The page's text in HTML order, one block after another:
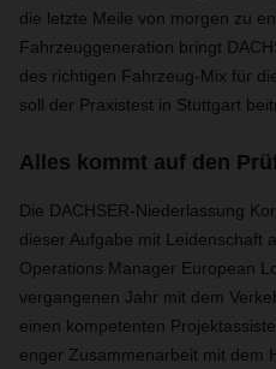
die letzte Meile von morgen zu
Fahrzeuggeneration bringt
des richtigen Fahrzeug-Mix für
soll der Praxistest in Stuttgart
Alles kommt auf den
Die DACHSER-Niederlassung
dieser Aufgabe mit Leidenschaft
Operations Manager European
vergangenen Jahr mit dem
einen kompetenten
enger Zusammenarbeit mit dem